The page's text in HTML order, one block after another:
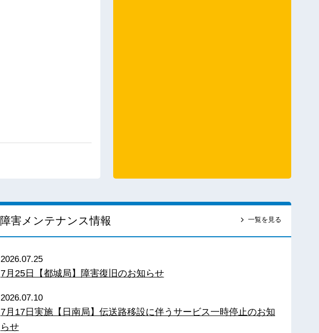
障害メンテナンス情報 一覧を見る
2026.07.25
7月25日【都城局】障害復旧のお知らせ
2026.07.10
7月17日実施【日南局】伝送路移設に伴うサービス一時停止のお知
らせ